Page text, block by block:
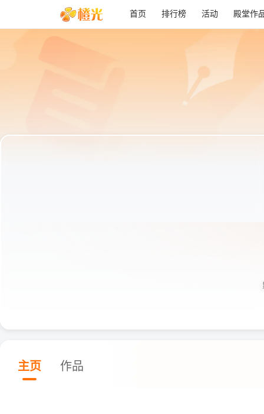
首页 排行榜 活动 殿堂作
主页 作品